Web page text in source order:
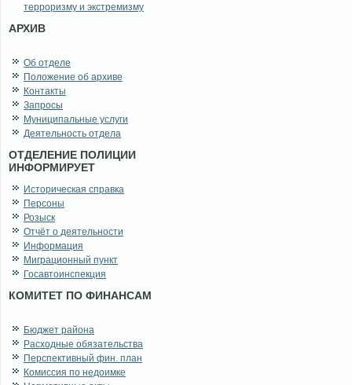
терроризму и экстремизму
АРХИВ
Об отделе
Положение об архиве
Контакты
Запросы
Муниципальные услуги
Деятельность отдела
ОТДЕЛЕНИЕ ПОЛИЦИИ
ИНФОРМИРУЕТ
Историческая справка
Персоны
Розыск
Отчёт о деятельности
Информация
Миграционный пункт
Госавтоинспекция
КОМИТЕТ ПО ФИНАНСАМ
Бюджет района
Расходные обязательства
Перспективный фин. план
Комиссия по недоимке